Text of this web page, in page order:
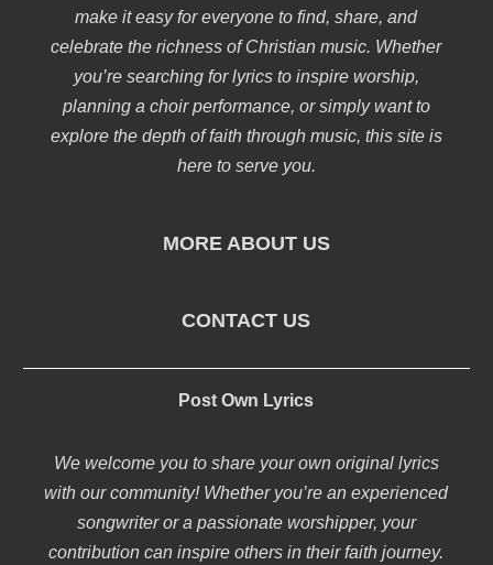
make it easy for everyone to find, share, and
celebrate the richness of Christian music. Whether
you’re searching for lyrics to inspire worship,
planning a choir performance, or simply want to
explore the depth of faith through music, this site is
here to serve you.
MORE ABOUT US
CONTACT US
Post Own Lyrics
We welcome you to share your own original lyrics
with our community! Whether you’re an experienced
songwriter or a passionate worshipper, your
contribution can inspire others in their faith journey.